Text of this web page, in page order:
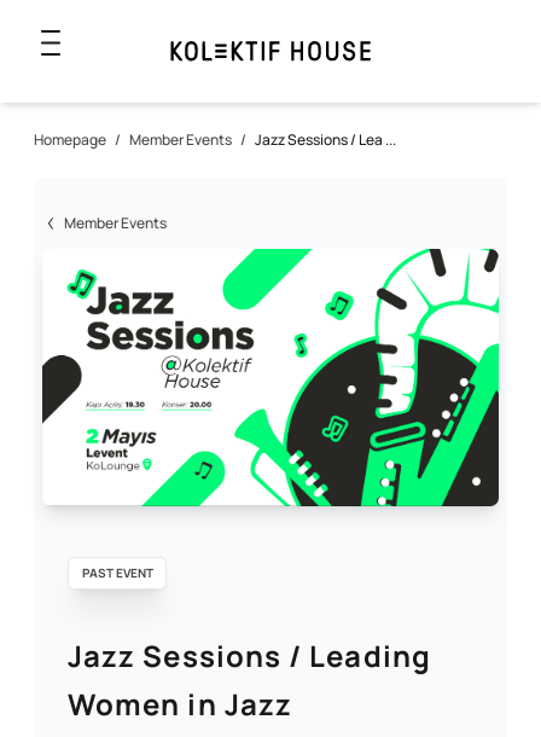
Homepage / Member Events / Jazz Sessions / Lea ...
Member Events
PAST EVENT
Jazz Sessions / Leading
Women in Jazz